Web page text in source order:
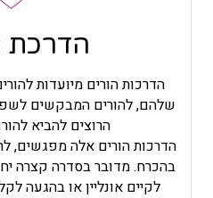
הדרכת
הדרכות הורים מיועדות
שלהם, להורים המבקשים
הרוצים להביא
הדרכות הורים אלה מפגשים,
בהכרח. מדובר בסדרה קצרה
לקיים אונליין או בהגעה
במפגשי הדרכת הורים יש
ובוחנים את הרגשות
לרוב נבין מה מניע את הילד
לפעולות קונקרטיות. חשוב
אלא שתבינו למה אתם
ושזה יישב לכם
אתם יכולים להקשיב